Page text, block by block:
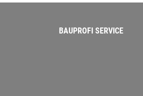
BAUPROFI SERVICE